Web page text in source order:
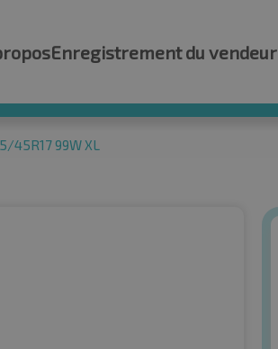
Enregistrement du vendeur
45R17 99W XL